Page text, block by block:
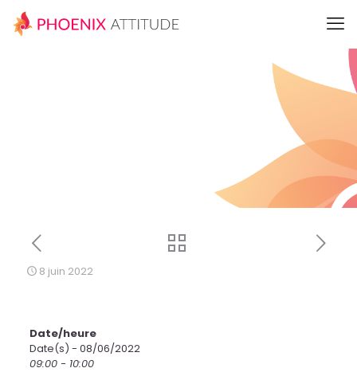
8 juin 2022
Date/heure
Date(s) - 08/06/2022
09:00 - 10:00